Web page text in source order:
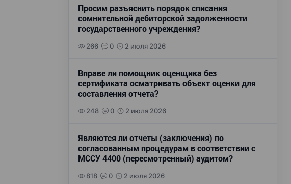
Просим разъяснить порядок списания
сомнительной дебиторской задолженности
государственного учреждения?
266 0 2 июля 2026
Вправе ли помощник оценщика без
сертификата осматривать объект оценки для
составления отчета?
248 0 2 июля 2026
Являются ли отчеты (заключения) по
согласованным процедурам в соответствии с
МССУ 4400 (пересмотренный) аудитом?
818 0 2 июля 2026